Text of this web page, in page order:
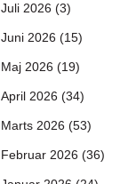
Juli 2026 (3)
Juni 2026 (15)
Maj 2026 (19)
April 2026 (34)
Marts 2026 (53)
Februar 2026 (36)